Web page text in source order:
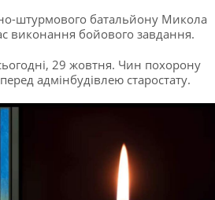
штурмового батальйону Микола
виконання бойового завдання.
29 жовтня. Чин похорону
адмінбудівлею старостату.